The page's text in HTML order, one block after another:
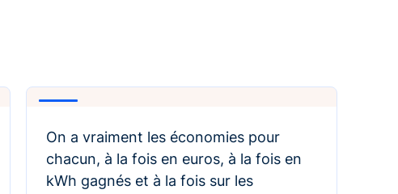
On a vraiment les économies pour
chacun, à la fois en euros, à la fois en
kWh gagnés et à la fois sur les